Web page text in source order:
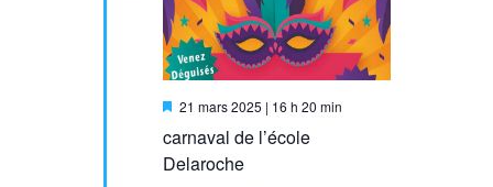
carnaval de l’école
Delaroche
Mis
avant
21 mars 2025 | 16 h 20 min